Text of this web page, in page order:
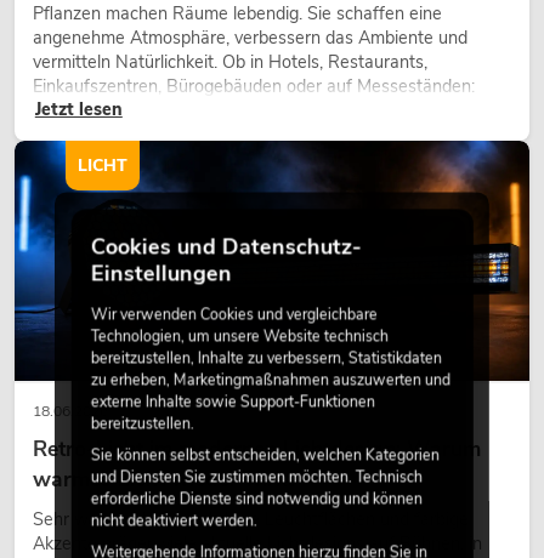
Pflanzen machen Räume lebendig. Sie schaffen eine
angenehme Atmosphäre, verbessern das Ambiente und
vermitteln Natürlichkeit. Ob in Hotels, Restaurants,
Einkaufszentren, Bürogebäuden oder auf Messeständen:
eine hochwertige Begrünung gehört heute längst zum
modernen Raumkonzept.
Jetzt lesen
18.06.2026
Retro-Licht im modernen Lichtdesign: Warum
warmes Licht wieder wirkt
Sehr warmes Licht, sichtbare Leuchtflächen und farbige
Akzente prägen viele aktuelle Lichtdesigns auf Bühnen, in
LICHT
Cookies und Datenschutz-
Einstellungen
Wir verwenden Cookies und vergleichbare
Technologien, um unsere Website technisch
bereitzustellen, Inhalte zu verbessern, Statistikdaten
zu erheben, Marketingmaßnahmen auszuwerten und
externe Inhalte sowie Support-Funktionen
bereitzustellen.
Sie können selbst entscheiden, welchen Kategorien
und Diensten Sie zustimmen möchten. Technisch
erforderliche Dienste sind notwendig und können
nicht deaktiviert werden.
Weitergehende Informationen hierzu finden Sie in